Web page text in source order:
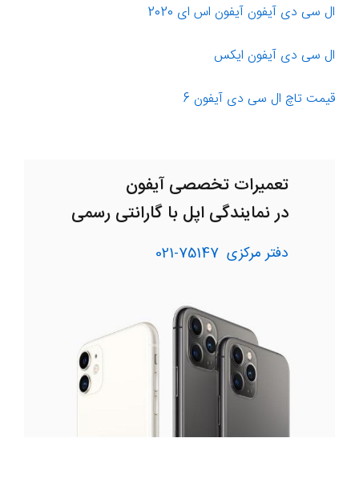
ال سی دی آیفون آیفون اس ای 2020
ال سی دی آیفون ایکس
قیمت تاچ ال سی دی آیفون 6
تعمیرات تخصصی آیفون
در نمایندگی اپل با گارانتی رسمی
دفتر مرکزی 75147-021